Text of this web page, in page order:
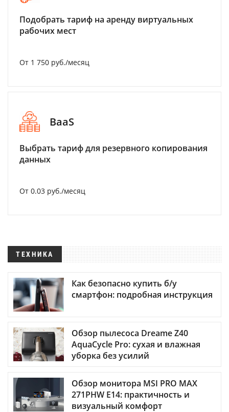
Подобрать тариф на аренду виртуальных
рабочих мест
От 1 750 руб./месяц
BaaS
Выбрать тариф для резервного копирования
данных
От 0.03 руб./месяц
ТЕХНИКА
Как безопасно купить б/у
смартфон: подробная инструкция
Обзор пылесоса Dreame Z40
AquaCycle Pro: сухая и влажная
уборка без усилий
Обзор монитора MSI PRO MAX
271PHW E14: практичность и
визуальный комфорт